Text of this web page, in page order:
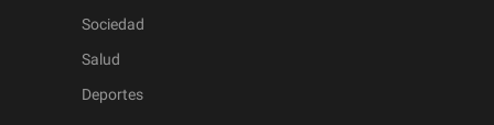
Sociedad
Salud
Deportes